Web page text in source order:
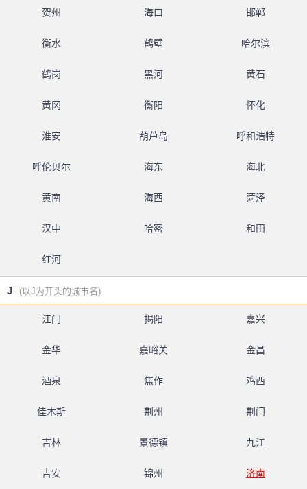
贺州 海口 邯郸
衡水 鹤壁 哈尔滨
鹤岗 黑河 黄石
黄冈 衡阳 怀化
淮安 葫芦岛 呼和浩特
呼伦贝尔 海东 海北
黄南 海西 菏泽
汉中 哈密 和田
红河
J (以J为开头的城市名)
江门 揭阳 嘉兴
金华 嘉峪关 金昌
酒泉 焦作 鸡西
佳木斯 荆州 荆门
吉林 景德镇 九江
吉安 锦州 济南